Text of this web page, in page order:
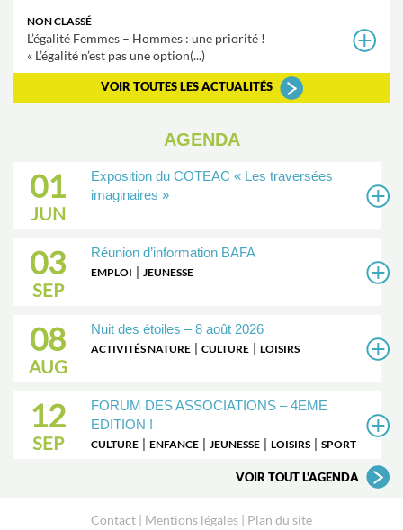
NON CLASSÉ
L’égalité Femmes – Hommes : une priorité !
« L’égalité n’est pas une option(...)
VOIR TOUTES LES ACTUALITÉS
AGENDA
01
JUN
Exposition du COTEAC « Les traversées
imaginaires »
03
SEP
Réunion d’information BAFA
EMPLOI | JEUNESSE
08
AUG
Nuit des étoiles – 8 août 2026
ACTIVITÉS NATURE |CULTURE |LOISIRS
12
SEP
FORUM DES ASSOCIATIONS – 4EME
EDITION !
CULTURE |ENFANCE | JEUNESSE |LOISIRS |SPORT
VOIR TOUT L'AGENDA
Contact Mentions légales Plan du site